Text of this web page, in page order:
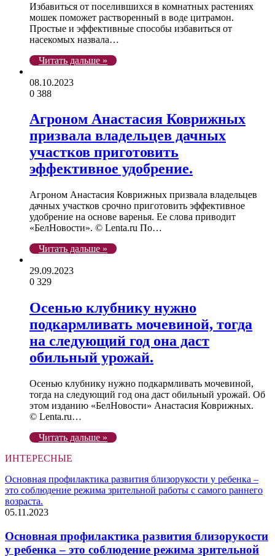
Избавиться от поселившихся в комнатных растениях
мошек поможет растворенный в воде цитрамон.
Простые и эффективные способы избавиться от
насекомых назвала…
Читать дальше »
08.10.2023
0 388
Агроном Анастасия Коврижных
призвала владельцев дачных
участков приготовить
эффективное удобрение.
Агроном Анастасия Коврижных призвала владельцев
дачных участков срочно приготовить эффективное
удобрение на основе варенья. Ее слова приводит
«БелНовости». © Lenta.ru По…
Читать дальше »
29.09.2023
0 329
Осенью клубнику нужно
подкармливать мочевиной, тогда
на следующий год она даст
обильный урожай.
Осенью клубнику нужно подкармливать мочевиной,
тогда на следующий год она даст обильный урожай. Об
этом изданию «БелНовости» Анастасия Коврижных.
© Lenta.ru…
Читать дальше »
ИНТЕРЕСНЫЕ
Основная профилактика развития близорукости у ребенка –
это соблюдение режима зрительной работы с самого раннего
возраста.
05.11.2023
Основная профилактика развития близорукости
у ребенка – это соблюдение режима зрительной